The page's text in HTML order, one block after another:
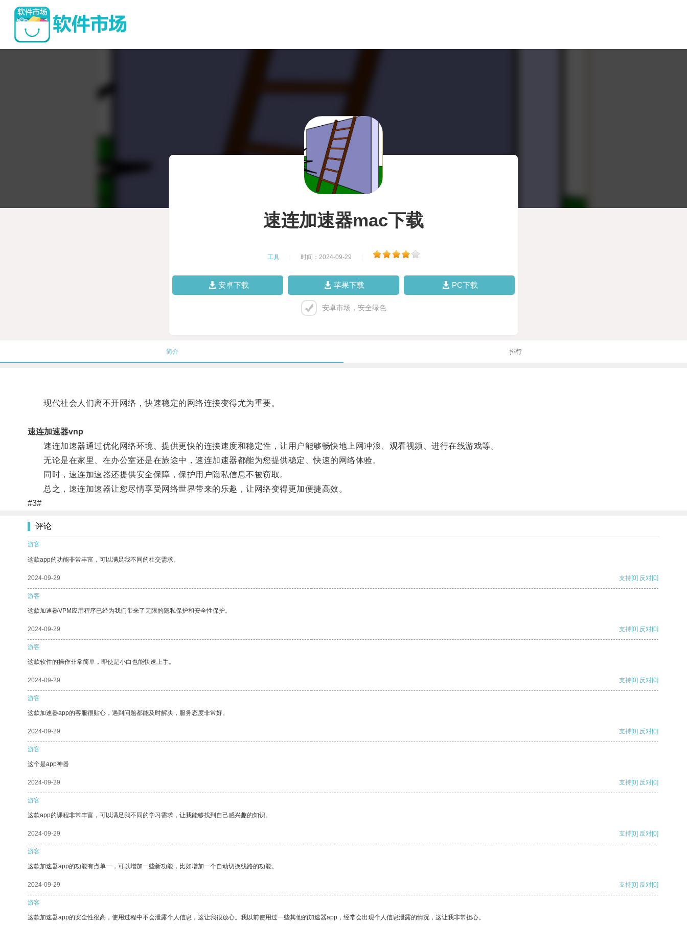
速连加速器mac下载
工具 时间：2024-09-29
安卓下载 苹果下载 PC下载
安卓市场，安全绿色
简介 排行
现代社会人们离不开网络，快速稳定的网络连接变得尤为重要。
速连加速器vnp
速连加速器通过优化网络环境、提供更快的连接速度和稳定性，让用户能够畅快地上网冲浪、观看视频、进行在线游戏等。
无论是在家里、在办公室还是在旅途中，速连加速器都能为您提供稳定、快速的网络体验。
同时，速连加速器还提供安全保障，保护用户隐私信息不被窃取。
总之，速连加速器让您尽情享受网络世界带来的乐趣，让网络变得更加便捷高效。
#3#
评论
游客
这款app的功能非常丰富，可以满足我不同的社交需求。
2024-09-29 支持[0] 反对[0]
游客
这款加速器VPM应用程序已经为我们带来了无限的隐私保护和安全性保护。
2024-09-29 支持[0] 反对[0]
游客
这款软件的操作非常简单，即使是小白也能快速上手。
2024-09-29 支持[0] 反对[0]
游客
这款加速器app的客服很贴心，遇到问题都能及时解决，服务态度非常好。
2024-09-29 支持[0] 反对[0]
游客
这个是app神器
2024-09-29 支持[0] 反对[0]
游客
这款app的课程非常丰富，可以满足我不同的学习需求，让我能够找到自己感兴趣的知识。
2024-09-29 支持[0] 反对[0]
游客
这款加速器app的功能有点单一，可以增加一些新功能，比如增加一个自动切换线路的功能。
2024-09-29 支持[0] 反对[0]
游客
这款加速器app的安全性很高，使用过程中不会泄露个人信息，这让我很放心。我以前使用过一些其他的加速器app，经常会出现个人信息泄露的情况，这让我非常担心。